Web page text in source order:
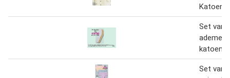
Katoen
Set van
katoen
Set van